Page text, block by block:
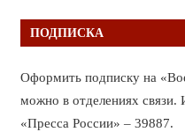
ПОДПИСКА
Оформить подписку на
можно в отделениях связи.
«Пресса России» – 39887.